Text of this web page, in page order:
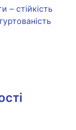
– стійкість